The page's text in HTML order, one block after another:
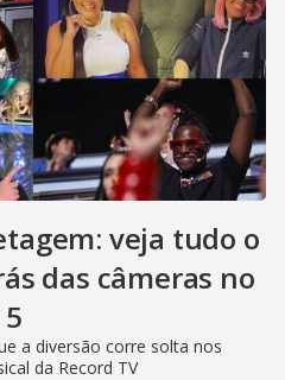
veja tudo o
das câmeras no
a diversão corre solta nos
da Record TV